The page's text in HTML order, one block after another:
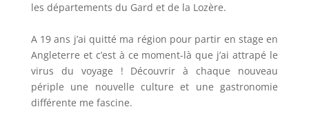
les départements du Gard et de la Lozère.
A 19 ans j’ai quitté ma région pour partir en stage en
Angleterre et c’est à ce moment-là que j’ai attrapé le
virus du voyage ! Découvrir à chaque nouveau
périple une nouvelle culture et une gastronomie
différente me fascine.